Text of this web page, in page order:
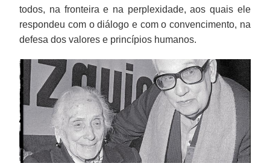
todos, na fronteira e na perplexidade, aos quais ele
respondeu com o diálogo e com o convencimento, na
defesa dos valores e princípios humanos.